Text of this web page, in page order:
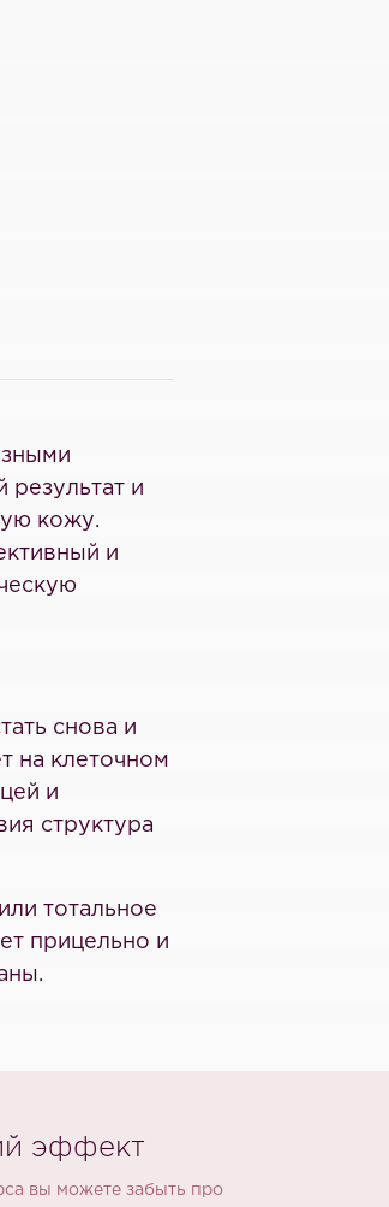
результат и
кожу.
и
снова и
на клеточном
и
структура
тотальное
прицельно и
эффект
вы можете забыть про